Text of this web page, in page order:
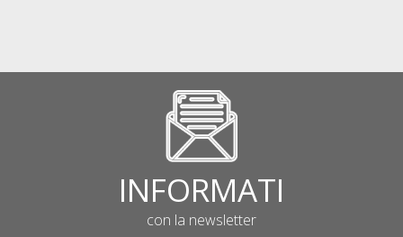
INFORMATI
con la newsletter